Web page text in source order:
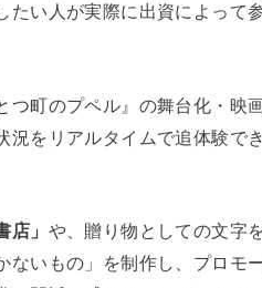
たい人が実際に出資によって
つ町のプペル』の舞台化・映
をリアルタイムで追体験で
店」 や、贈り物としての文字
ないもの」を制作し、プロモ